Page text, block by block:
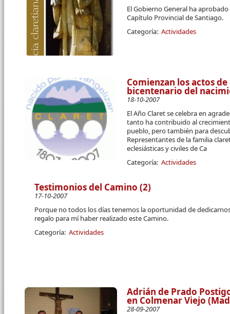
El Gobierno General ha
Capítulo Provincial de Santiago.
Categoría: Actividades
Comienzan los actos
bicentenario del
18-10-2007
El Año Claret se celebra en
tanto ha contribuido al
pueblo, pero también para
Representantes de la familia
eclesiásticas y civiles de Ca
Categoría: Actividades
Testimonios del Camino (2)
17-10-2007
Porque no todos los días tenemos la oportunidad de
regalo para mí haber realizado este Camino.
Categoría: Actividades
Adrián de Prado
en Colmenar Viejo
28-09-2007